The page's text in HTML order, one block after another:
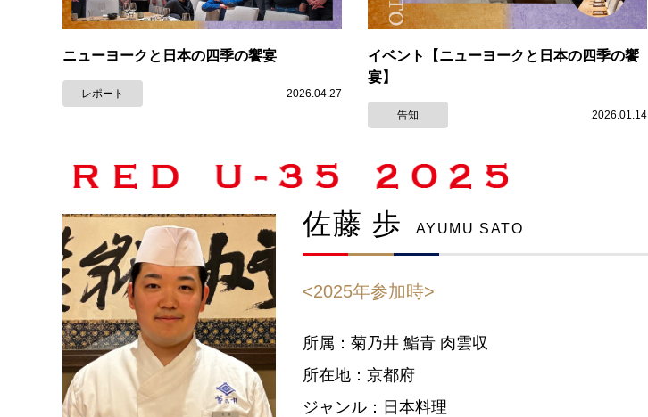
ニューヨークと日本の四季の饗宴
レポート 2026.04.27
イベント【ニューヨークと日本の四季の饗
宴】
告知 2026.01.14
佐藤 歩 AYUMU SATO
<2025年参加時>
所属：菊乃井 鮨青 肉雲収
所在地：京都府
ジャンル：日本料理